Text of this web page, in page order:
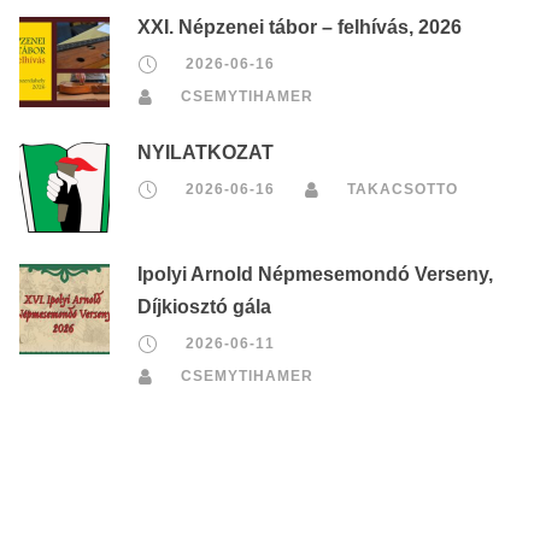
XXI. Népzenei tábor – felhívás, 2026
2026-06-16
CSEMYTIHAMER
NYILATKOZAT
2026-06-16 TAKACSOTTO
Ipolyi Arnold Népmesemondó Verseny,
Díjkiosztó gála
2026-06-11
CSEMYTIHAMER